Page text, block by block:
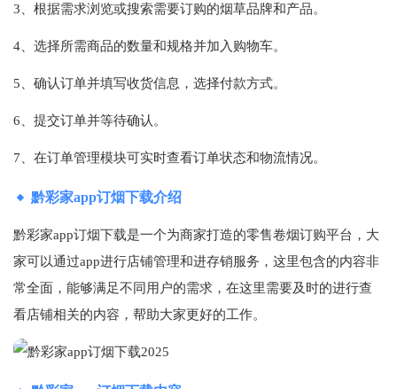
3、根据需求浏览或搜索需要订购的烟草品牌和产品。
4、选择所需商品的数量和规格并加入购物车。
5、确认订单并填写收货信息，选择付款方式。
6、提交订单并等待确认。
7、在订单管理模块可实时查看订单状态和物流情况。
黔彩家app订烟下载介绍
黔彩家app订烟下载是一个为商家打造的零售卷烟订购平台，大
家可以通过app进行店铺管理和进存销服务，这里包含的内容非
常全面，能够满足不同用户的需求，在这里需要及时的进行查
看店铺相关的内容，帮助大家更好的工作。